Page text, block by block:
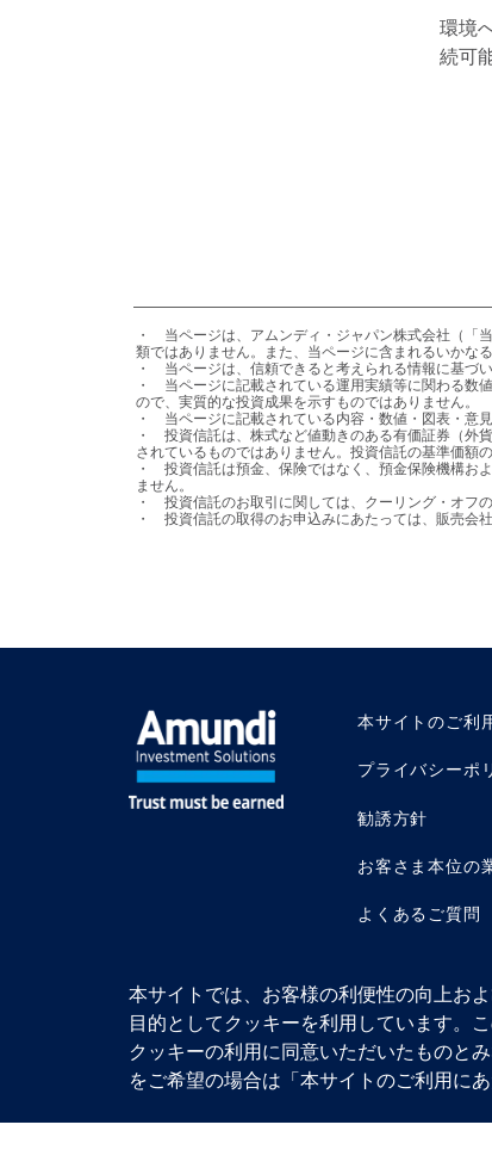
環境
続可
・	当ページは、アムンディ・ジャパン株式会社（「当社」）が日本の居住者の皆様を対象として設定・運用を行う国内投資信託の情報提供を目的として、当社が作成したものであり、法令等に基づく開示書
類ではありません。また、当ページに含まれるいかな
・	当ページは、信頼できると考えられる情報に基づいて作成しておりますが、その正確性、完全性を保証するものではありません。
・	当ページに記載されている運用実績等に関わる数値・グラフ等はあくまでも過去の実績であり、将来の運用成果等を示唆または保証するものではありません。また、手数料・税金等を考慮しておりません
ので、実質的な投資成果を示すものではありません。
・	当ページに記載されている内容・数値・図表・意見・予測等は作成時点のものであり、将来の市場動向、運用成果を示唆・保証するものではなく、予告なしに変更される可能性があります。
・	投資信託は、株式など値動きのある有価証券（外貨建資産には、当該外貨の円に対する為替レートの変動による為替変動リスクもあります。）に投資しますので、基準価額は変動します。投資元本が保証
されているものではありません。投資信託の基準価額
・	投資信託は預金、保険ではなく、預金保険機構および保険契約者保護機構の保護の対象ではありません。また、登録金融機関を通じてご購入いただいた投資信託は、投資者保護基金の保護の対象とはなり
ません。
・	投資信託のお取引に関しては、クーリング・オフの適用はありません。
・	投資信託の取得のお申込みにあたっては、販売
本サイトのご利
プライバシーポ
勧誘方針
お客さま本位の
よくあるご質問
© 2026 Amundi
アムンディ
加入協会：一
本サイトでは、お客様の利便性の向上お
目的としてクッキーを利用しています。
クッキーの利用に同意いただいたものと
をご希望の場合は「本サイトのご利用に